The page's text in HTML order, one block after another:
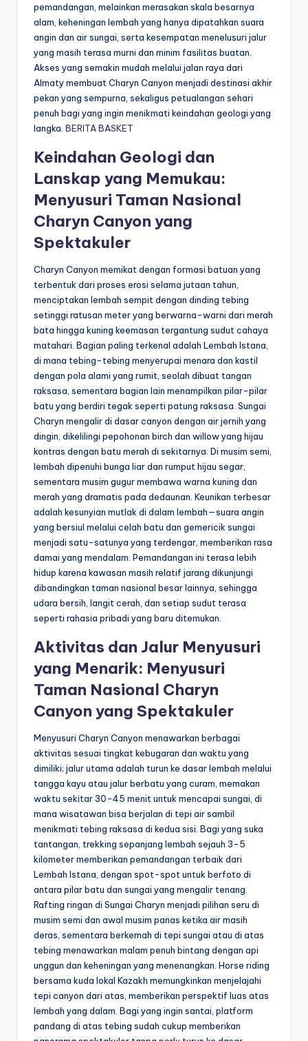
pemandangan, melainkan merasakan skala besarnya
alam, keheningan lembah yang hanya dipatahkan suara
angin dan air sungai, serta kesempatan menelusuri jalur
yang masih terasa murni dan minim fasilitas buatan.
Akses yang semakin mudah melalui jalan raya dari
Almaty membuat Charyn Canyon menjadi destinasi akhir
pekan yang sempurna, sekaligus petualangan sehari
penuh bagi yang ingin menikmati keindahan geologi yang
langka. BERITA BASKET
Keindahan Geologi dan
Lanskap yang Memukau:
Menyusuri Taman Nasional
Charyn Canyon yang
Spektakuler
Charyn Canyon memikat dengan formasi batuan yang
terbentuk dari proses erosi selama jutaan tahun,
menciptakan lembah sempit dengan dinding tebing
setinggi ratusan meter yang berwarna-warni dari merah
bata hingga kuning keemasan tergantung sudut cahaya
matahari. Bagian paling terkenal adalah Lembah Istana,
di mana tebing-tebing menyerupai menara dan kastil
dengan pola alami yang rumit, seolah dibuat tangan
raksasa, sementara bagian lain menampilkan pilar-pilar
batu yang berdiri tegak seperti patung raksasa. Sungai
Charyn mengalir di dasar canyon dengan air jernih yang
dingin, dikelilingi pepohonan birch dan willow yang hijau
kontras dengan batu merah di sekitarnya. Di musim semi,
lembah dipenuhi bunga liar dan rumput hijau segar,
sementara musim gugur membawa warna kuning dan
merah yang dramatis pada dedaunan. Keunikan terbesar
adalah kesunyian mutlak di dalam lembah—suara angin
yang bersiul melalui celah batu dan gemericik sungai
menjadi satu-satunya yang terdengar, memberikan rasa
damai yang mendalam. Pemandangan ini terasa lebih
hidup karena kawasan masih relatif jarang dikunjungi
dibandingkan taman nasional besar lainnya, sehingga
udara bersih, langit cerah, dan setiap sudut terasa
seperti rahasia pribadi yang baru ditemukan.
Aktivitas dan Jalur Menyusuri
yang Menarik: Menyusuri
Taman Nasional Charyn
Canyon yang Spektakuler
Menyusuri Charyn Canyon menawarkan berbagai
aktivitas sesuai tingkat kebugaran dan waktu yang
dimiliki; jalur utama adalah turun ke dasar lembah melalui
tangga kayu atau jalur berbatu yang curam, memakan
waktu sekitar 30-45 menit untuk mencapai sungai, di
mana wisatawan bisa berjalan di tepi air sambil
menikmati tebing raksasa di kedua sisi. Bagi yang suka
tantangan, trekking sepanjang lembah sejauh 3-5
kilometer memberikan pemandangan terbaik dari
Lembah Istana, dengan spot-spot untuk berfoto di
antara pilar batu dan sungai yang mengalir tenang.
Rafting ringan di Sungai Charyn menjadi pilihan seru di
musim semi dan awal musim panas ketika air masih
deras, sementara berkemah di tepi sungai atau di atas
tebing menawarkan malam penuh bintang dengan api
unggun dan keheningan yang menenangkan. Horse riding
bersama kuda lokal Kazakh memungkinkan menjelajahi
tepi canyon dari atas, memberikan perspektif luas atas
lembah yang dalam. Bagi yang ingin santai, platform
pandang di atas tebing sudah cukup memberikan